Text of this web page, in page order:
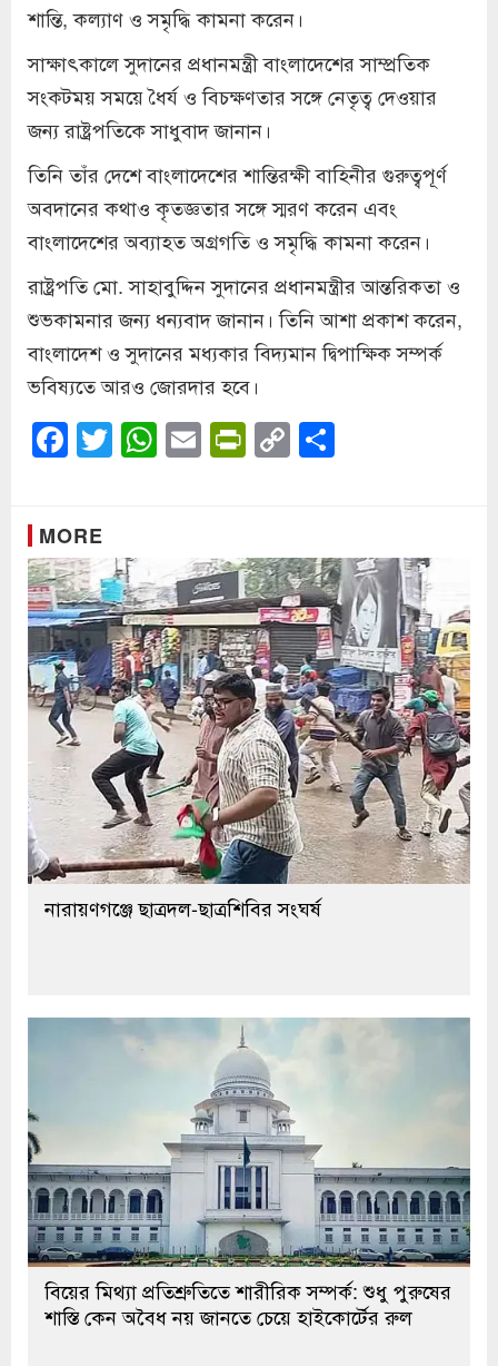
শান্তি, কল্যাণ ও সমৃদ্ধি কামনা করেন।
সাক্ষাৎকালে সুদানের প্রধানমন্ত্রী বাংলাদেশের সাম্প্রতিক
সংকটময় সময়ে ধৈর্য ও বিচক্ষণতার সঙ্গে নেতৃত্ব দেওয়ার
জন্য রাষ্ট্রপতিকে সাধুবাদ জানান।
তিনি তাঁর দেশে বাংলাদেশের শান্তিরক্ষী বাহিনীর গুরুত্বপূর্ণ
অবদানের কথাও কৃতজ্ঞতার সঙ্গে স্মরণ করেন এবং
বাংলাদেশের অব্যাহত অগ্রগতি ও সমৃদ্ধি কামনা করেন।
রাষ্ট্রপতি মো. সাহাবুদ্দিন সুদানের প্রধানমন্ত্রীর আন্তরিকতা ও
শুভকামনার জন্য ধন্যবাদ জানান। তিনি আশা প্রকাশ করেন,
বাংলাদেশ ও সুদানের মধ্যকার বিদ্যমান দ্বিপাক্ষিক সম্পর্ক
ভবিষ্যতে আরও জোরদার হবে।
Facebook
Twitter
WhatsApp
EmailPrintFriendly
Copy
Link
MORE
নারায়ণগঞ্জে ছাত্রদল-ছাত্রশিবির সংঘর্ষ
বিয়ের মিথ্যা প্রতিশ্রুতিতে শারীরিক সম্পর্ক: শুধু পুরুষের
শাস্তি কেন অবৈধ নয় জানতে চেয়ে হাইকোর্টের রুল